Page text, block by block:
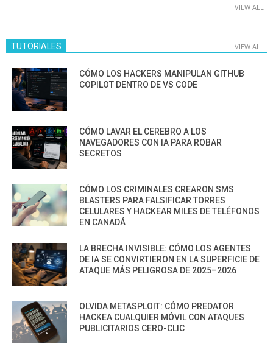
VIEW ALL
TUTORIALES VIEW ALL
CÓMO LOS HACKERS MANIPULAN GITHUB
COPILOT DENTRO DE VS CODE
CÓMO LAVAR EL CEREBRO A LOS
NAVEGADORES CON IA PARA ROBAR
SECRETOS
CÓMO LOS CRIMINALES CREARON SMS
BLASTERS PARA FALSIFICAR TORRES
CELULARES Y HACKEAR MILES DE TELÉFONOS
EN CANADÁ
LA BRECHA INVISIBLE: CÓMO LOS AGENTES
DE IA SE CONVIRTIERON EN LA SUPERFICIE DE
ATAQUE MÁS PELIGROSA DE 2025–2026
OLVIDA METASPLOIT: CÓMO PREDATOR
HACKEA CUALQUIER MÓVIL CON ATAQUES
PUBLICITARIOS CERO-CLIC